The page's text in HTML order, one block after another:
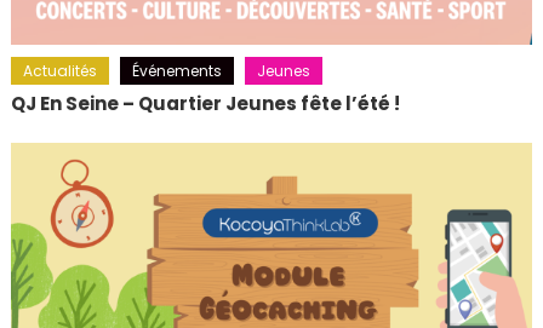
Actualités Événements Jeunes
QJ En Seine – Quartier Jeunes fête l’été !